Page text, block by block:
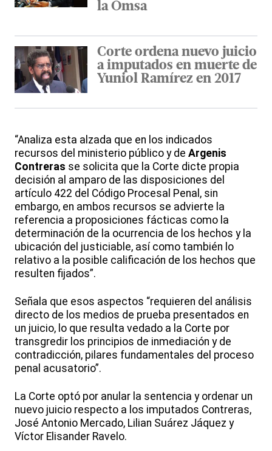
la Omsa
Corte ordena nuevo juicio
a imputados en muerte de
Yuniol Ramírez en 2017
“Analiza esta alzada que en los indicados
recursos del ministerio público y de Argenis
Contreras se solicita que la Corte dicte propia
decisión al amparo de las disposiciones del
artículo 422 del Código Procesal Penal, sin
embargo, en ambos recursos se advierte la
referencia a proposiciones fácticas como la
determinación de la ocurrencia de los hechos y la
ubicación del justiciable, así como también lo
relativo a la posible calificación de los hechos que
resulten fijados”.
Señala que esos aspectos “requieren del análisis
directo de los medios de prueba presentados en
un juicio, lo que resulta vedado a la Corte por
transgredir los principios de inmediación y de
contradicción, pilares fundamentales del proceso
penal acusatorio”.
La Corte optó por anular la sentencia y ordenar un
nuevo juicio respecto a los imputados Contreras,
José Antonio Mercado, Lilian Suárez Jáquez y
Víctor Elisander Ravelo.